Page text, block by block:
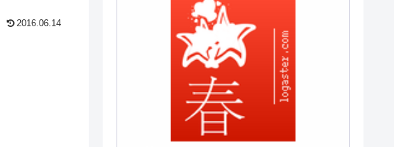
2016.06.14